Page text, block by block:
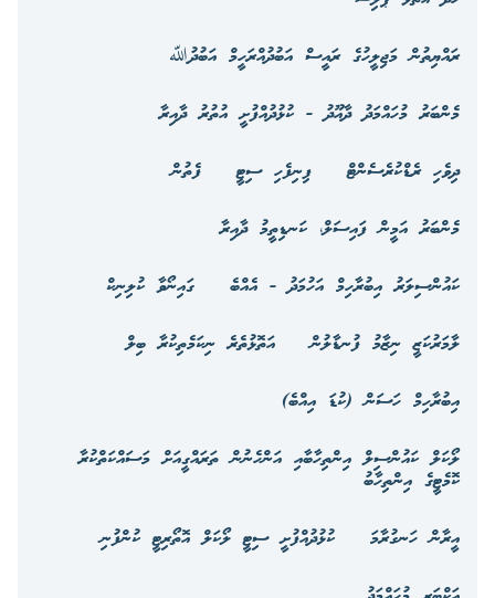
ރައްޔިތުން މަޖިލީހުގެ ރައީސް އަބުދުއްރަހީމް އަބުދުﷲ
މެންބަރު މުހައްމަދު ދާއޫދު - ކުޅުދުއްފުށީ އުތުރު ދާއިރާ
ދިވެހި ރެޑްކުރެސެންޓް
ފިނިފެހި ސިޓީ
ފެތުން
މެންބަރު އަމީން ފައިސަލް، ކަނޑިތީމު ދާއިރާ
ކައުންސިލަރު އިބުރާހިމް އަހުމަދު - އެއްބެ
ގައިނޯވާ ކުލިނިކް
ލާމަރުކަޒީ ނިޒާމު ފުނޑާލުން
އަތޮޅުތެރެ ނިކަމެތިކުރާ ބިލް
އިބުރާހިމް ހަސަން (ކުޑަ އިއްބެ)
ލޯކަލް ކައުންސިލް އިންތިހާބާއި އަންހެނުން ތަރައްގީއަށް މަސައްކަތްކުރާ
ކޮމެޓީގެ އިންތިހާބު
އީރާން ހަނގުރާމަ
ކުޅުދުއްފުށީ ސިޓީ ލޯކަލް އޮތޯރިޓީ ކުންފުނި